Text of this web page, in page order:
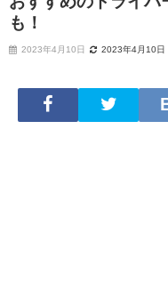
も！
2023年4月10日 2023年4月10日